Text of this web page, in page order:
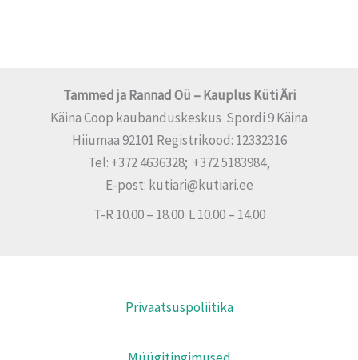
Tammed ja Rannad Oü – Kauplus Küti Äri
Käina Coop kaubanduskeskus Spordi 9 Käina
Hiiumaa 92101 Registrikood: 12332316
Tel: +372 4636328; +372 5183984,
E-post: kutiari@kutiari.ee
T-R 10.00 – 18.00 L 10.00 – 14.00
Privaatsuspoliitika